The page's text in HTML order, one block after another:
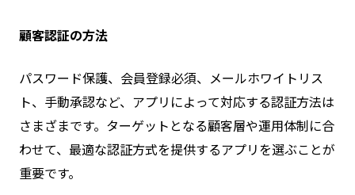
顧客認証の方法
パスワード保護、会員登録必須、メールホワイトリス
ト、手動承認など、アプリによって対応する認証方法は
さまざまです。ターゲットとなる顧客層や運用体制に合
わせて、最適な認証方式を提供するアプリを選ぶことが
重要です。